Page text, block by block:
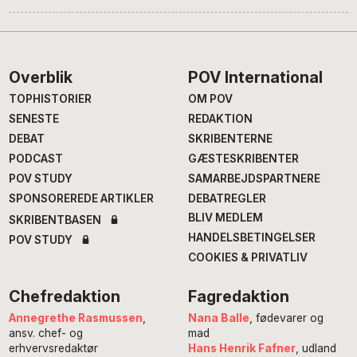
Footer
Overblik
TOPHISTORIER
SENESTE
DEBAT
PODCAST
POV STUDY
SPONSOREREDE ARTIKLER
SKRIBENTBASEN
POV STUDY
POV International
OM POV
REDAKTION
SKRIBENTERNE
GÆSTESKRIBENTER
SAMARBEJDSPARTNERE
DEBATREGLER
BLIV MEDLEM
HANDELSBETINGELSER
COOKIES & PRIVATLIV
Chefredaktion
Annegrethe Rasmussen
ansv. chef- og
erhvervsredaktør
Fagredaktion
Nana Balle , fødevarer og
mad
Hans Henrik Fafner, udland